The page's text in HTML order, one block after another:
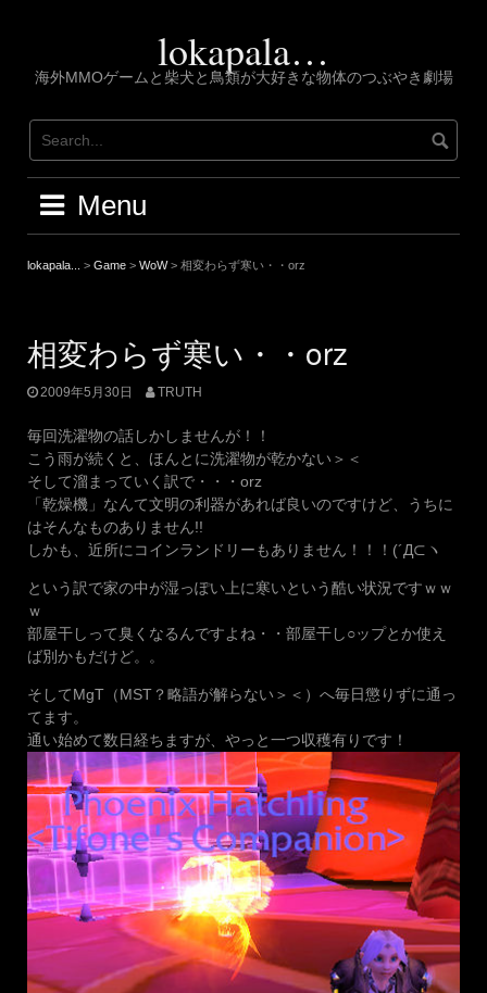
lokapala…
海外MMOゲームと柴犬と鳥類が大好きな物体のつぶやき劇場
Menu
lokapala... > Game > WoW> 相変わらず寒い・・orz
相変わらず寒い・・orz
2009年5月30日 TRUTH
毎回洗濯物の話しかしませんが！！
こう雨が続くと、ほんとに洗濯物が乾かない＞＜
そして溜まっていく訳で・・・orz
「乾燥機」なんて文明の利器があれば良いのですけど、うちに
はそんなものありません!!
しかも、近所にコインランドリーもありません！！！(´Д⊂ヽ
という訳で家の中が湿っぽい上に寒いという酷い状況ですｗｗ
ｗ
部屋干しって臭くなるんですよね・・部屋干し○ップとか使え
ば別かもだけど。。
そしてMgT（MST？略語が解らない＞＜）へ毎日懲りずに通っ
てます。
通い始めて数日経ちますが、やっと一つ収穫有りです！